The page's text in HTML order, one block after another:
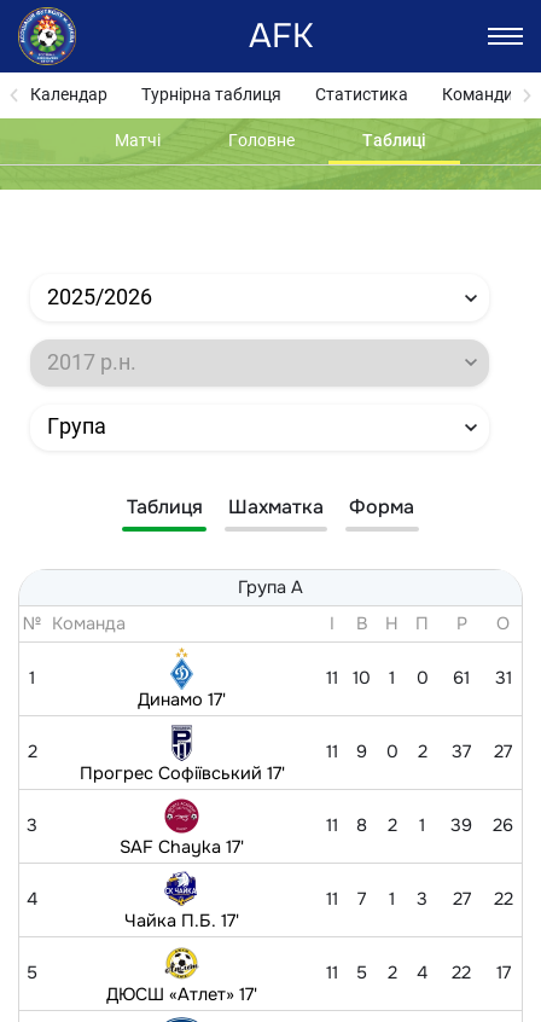
AFK
Календар Турнірна таблиця Статистика Команди
Матчі Головне Таблиці
2025/2026
2017 р.н.
Група
Таблиця Шахматка Форма
Група А
№ Команда I В Н П Р O
1
Динамо 17'
11 10 1 0 61 31
2
Прогрес Софіївський 17'
11 9 0 2 37 27
3
SAF Chayka 17'
11 8 2 1 39 26
4
Чайка П.Б. 17'
11 7 1 3 27 22
5
ДЮСШ «Атлет» 17'
11 5 2 4 22 17